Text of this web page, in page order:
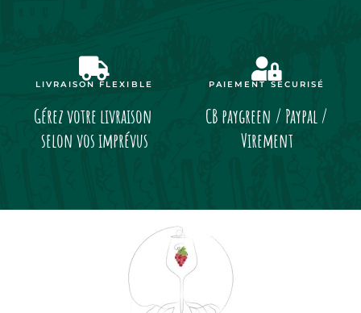
LIVRAISON FLEXIBLE
Gérez votre livraison
selon vos imprévus
PAIEMENT SÉCURISÉ
CB paygreen / Paypal /
Virement